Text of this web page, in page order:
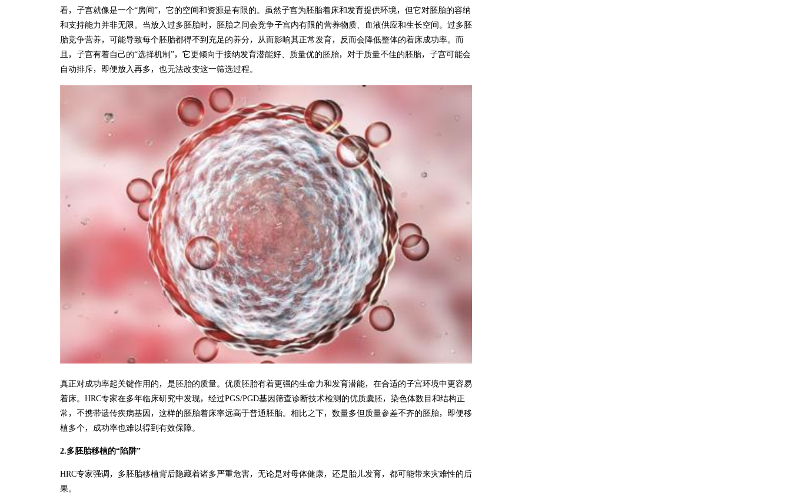
看，子宫就像是一个“房间”，它的空间和资源是有限的。虽然子宫为胚胎着床和发育提供环境，但它对胚胎的容纳
和支持能力并非无限。当放入过多胚胎时，胚胎之间会竞争子宫内有限的营养物质、血液供应和生长空间。过多胚
胎竞争营养，可能导致每个胚胎都得不到充足的养分，从而影响其正常发育，反而会降低整体的着床成功率。而
且，子宫有着自己的“选择机制”，它更倾向于接纳发育潜能好、质量优的胚胎，对于质量不佳的胚胎，子宫可能会
自动排斥，即便放入再多，也无法改变这一筛选过程。
真正对成功率起关键作用的，是胚胎的质量。优质胚胎有着更强的生命力和发育潜能，在合适的子宫环境中更容易
着床。HRC专家在多年临床研究中发现，经过PGS/PGD基因筛查诊断技术检测的优质囊胚，染色体数目和结构正
常，不携带遗传疾病基因，这样的胚胎着床率远高于普通胚胎。相比之下，数量多但质量参差不齐的胚胎，即便移
植多个，成功率也难以得到有效保障。
2.多胚胎移植的“陷阱”
HRC专家强调，多胚胎移植背后隐藏着诸多严重危害，无论是对母体健康，还是胎儿发育，都可能带来灾难性的后
果。